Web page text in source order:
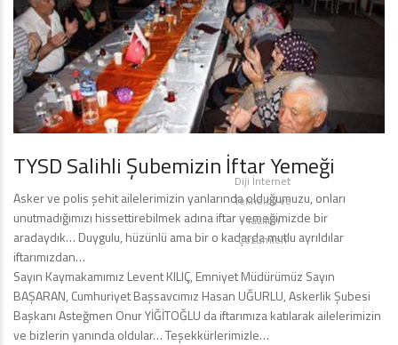
TYSD Salihli Şubemizin İftar Yemeği
Asker ve polis şehit ailelerimizin yanlarında olduğumuzu, onları
unutmadığımızı hissettirebilmek adına iftar yemeğimizde bir
aradaydık… Duygulu, hüzünlü ama bir o kadarda mutlu ayrıldılar
iftarımızdan…
Sayın Kaymakamımız Levent KILIÇ, Emniyet Müdürümüz Sayın
BAŞARAN, Cumhuriyet Başsavcımız Hasan UĞURLU, Askerlik Şubesi
Başkanı Asteğmen Onur YİĞİTOĞLU da iftarımıza katılarak ailelerimizin
ve bizlerin yanında oldular… Teşekkürlerimizle…
Diji İnternet
Teknoloji ve
Yazılım
Çözümleri